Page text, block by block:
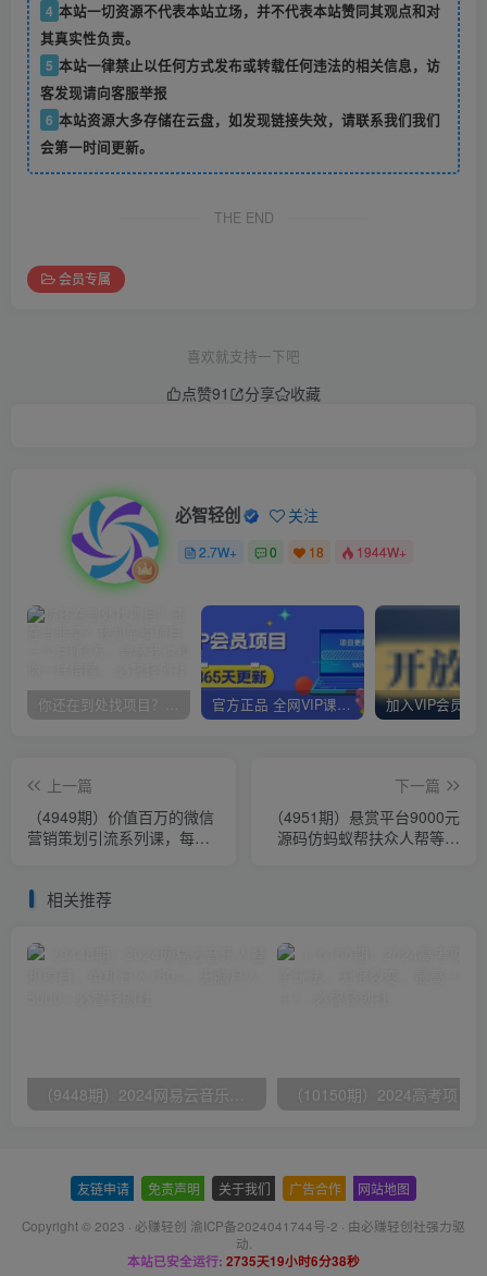
4 本站一切资源不代表本站立场，并不代表本站赞同其观点和对
其真实性负责。
5 本站一律禁止以任何方式发布或转载任何违法的相关信息，访
客发现请向客服举报
6 本站资源大多存储在云盘，如发现链接失效，请联系我们我们
会第一时间更新。
THE END
会员专属
喜欢就支持一下吧
点赞91 分享 收藏
必智轻创 关注
2.7W+ 0 18 1944W+
你还在到处找项目？还在当韭菜？我却靠卖项目一个月赚5万，曾经我也和你一样懵懂。 官方正品 全网VIP课程 无损下载~
上一篇
（4949期）价值百万的微信
营销策划引流系列课，每天
下一篇
（4951期）悬赏平台9000元
源码仿蚂蚁帮扶众人帮等平
相关推荐
友链申请 免责声明 关于我们 广告合作 网站地图
Copyright © 2023 · 必赚轻创 渝ICP备2024041744号-2 · 由必赚轻创社强力驱
动.
本站已安全运行: 2735天19小时6分38秒